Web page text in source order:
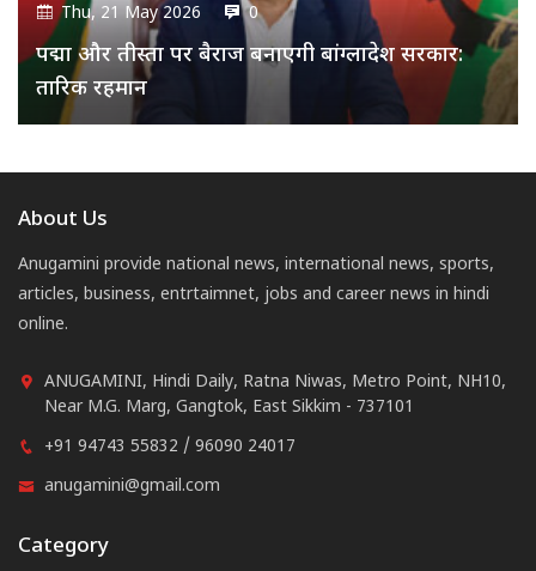
Thu, 21 May 2026 0
पद्मा और तीस्ता पर बैराज बनाएगी बांग्लादेश सरकार:
तारिक रहमान
About Us
Anugamini provide national news, international news, sports,
articles, business, entrtaimnet, jobs and career news in hindi
online.
ANUGAMINI, Hindi Daily, Ratna Niwas, Metro Point, NH10,
Near M.G. Marg, Gangtok, East Sikkim - 737101
+91 94743 55832 / 96090 24017
anugamini@gmail.com
Category